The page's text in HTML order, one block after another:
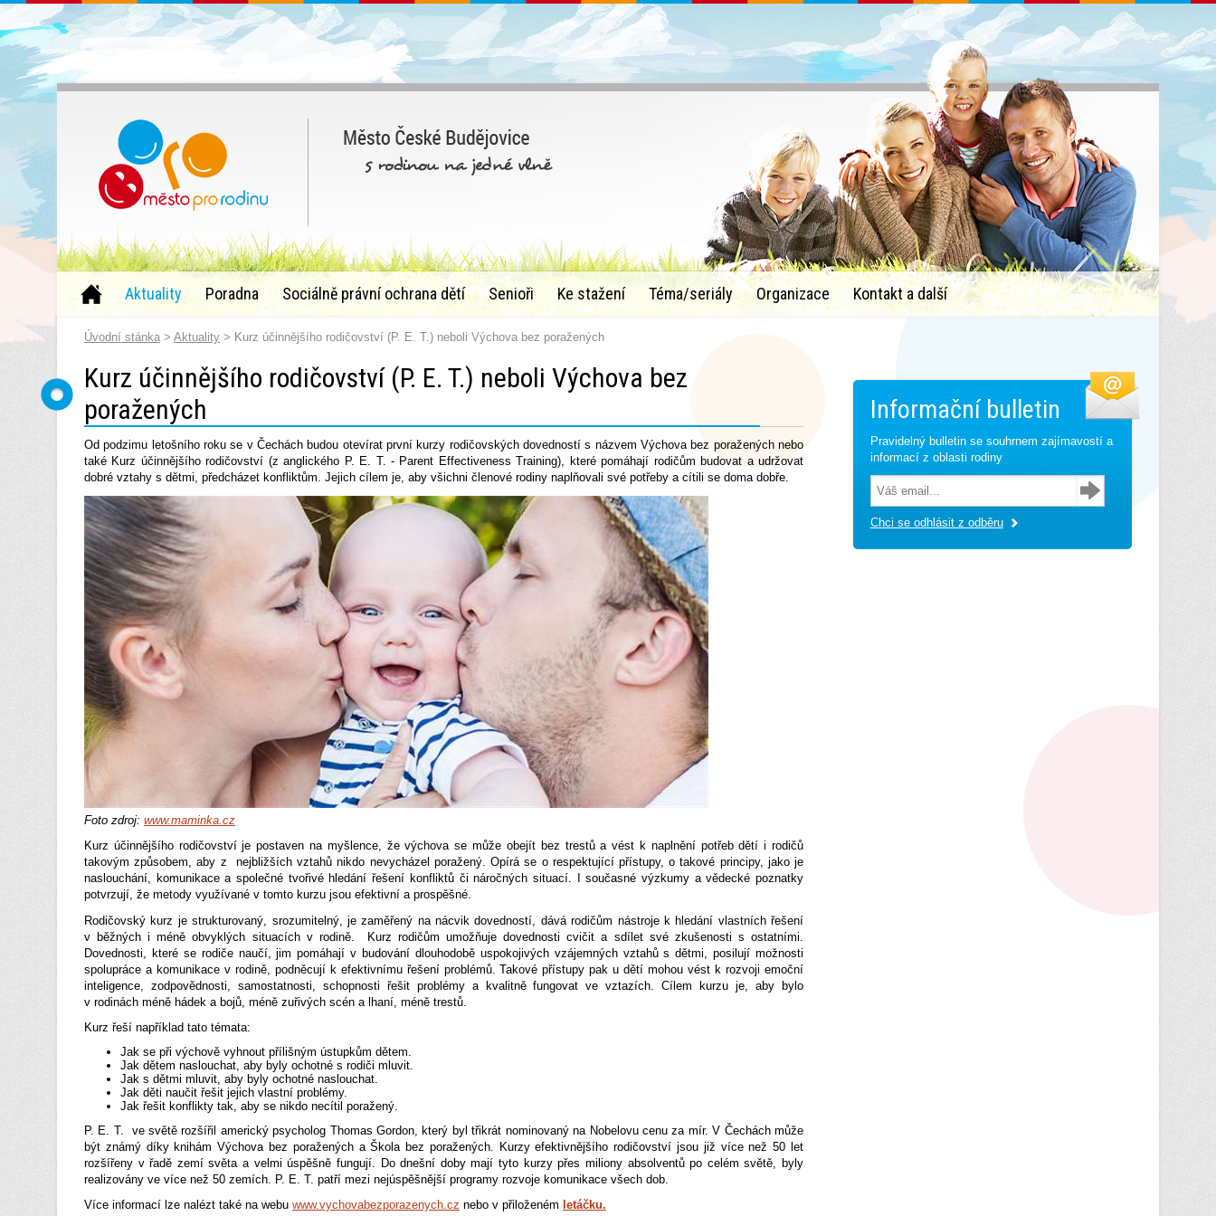
Aktuality Poradna Sociálně právní ochrana dětí Senioři Ke stažení Téma/seriály Organizace Kontakt a další
Úvodní stánka > Aktuality > Kurz účinnějšího rodičovství (P. E. T.) neboli Výchova bez poražených
Kurz účinnějšího rodičovství (P. E. T.) neboli Výchova bez
poražených
Od podzimu letošního roku se v Čechách budou otevírat první kurzy rodičovských dovedností s názvem Výchova bez poražených nebo
také Kurz účinnějšího rodičovství (z anglického P. E. T. - Parent Effectiveness Training), které pomáhají rodičům budovat a udržovat
dobré vztahy s dětmi, předcházet konfliktům. Jejich cílem je, aby všichni členové rodiny naplňovali své potřeby a cítili se doma dobře.
Foto zdroj: www.maminka.cz
Kurz účinnějšího rodičovství je postaven na myšlence, že výchova se může obejít bez trestů a vést k naplnění potřeb dětí i rodičů
takovým způsobem, aby z nejbližších vztahů nikdo nevycházel poražený. Opírá se o respektující přístupy, o takové principy, jako je
naslouchání, komunikace a společné tvořivé hledání řešení konfliktů či náročných situací. I současné výzkumy a vědecké poznatky
potvrzují, že metody využívané v tomto kurzu jsou efektivní a prospěšné.
Rodičovský kurz je strukturovaný, srozumitelný, je zaměřený na nácvik dovedností, dává rodičům nástroje k hledání vlastních řešení
v běžných i méně obvyklých situacích v rodině. Kurz rodičům umožňuje dovednosti cvičit a sdílet své zkušenosti s ostatními.
Dovednosti, které se rodiče naučí, jim pomáhají v budování dlouhodobě uspokojivých vzájemných vztahů s dětmi, posilují možnosti
spolupráce a komunikace v rodině, podněcují k efektivnímu řešení problémů. Takové přístupy pak u dětí mohou vést k rozvoji emoční
inteligence, zodpovědnosti, samostatnosti, schopnosti řešit problémy a kvalitně fungovat ve vztazích. Cílem kurzu je, aby bylo
v rodinách méně hádek a bojů, méně zuřivých scén a lhaní, méně trestů.
Kurz řeší například tato témata:
Jak se při výchově vyhnout přílišným ústupkům dětem.
Jak dětem naslouchat, aby byly ochotné s rodiči mluvit.
Jak s dětmi mluvit, aby byly ochotné naslouchat.
Jak děti naučit řešit jejich vlastní problémy.
Jak řešit konflikty tak, aby se nikdo necítil poražený.
P. E. T. ve světě rozšířil americký psycholog Thomas Gordon, který byl třikrát nominovaný na Nobelovu cenu za mír. V Čechách může
být známý díky knihám Výchova bez poražených a Škola bez poražených. Kurzy efektivnějšího rodičovství jsou již více než 50 let
rozšířeny v řadě zemí světa a velmi úspěšně fungují. Do dnešní doby mají tyto kurzy přes miliony absolventů po celém světě, byly
realizovány ve více než 50 zemích. P. E. T. patří mezi nejúspěšnější programy rozvoje komunikace všech dob.
Více informací lze nalézt také na webu www.vychovabezporazenych.cz nebo v přiloženém letáčku.
Informační bulletin
Pravidelný bulletin se souhrnem zajímavostí a
informací z oblasti rodiny
Chci se odhlásit z odběru